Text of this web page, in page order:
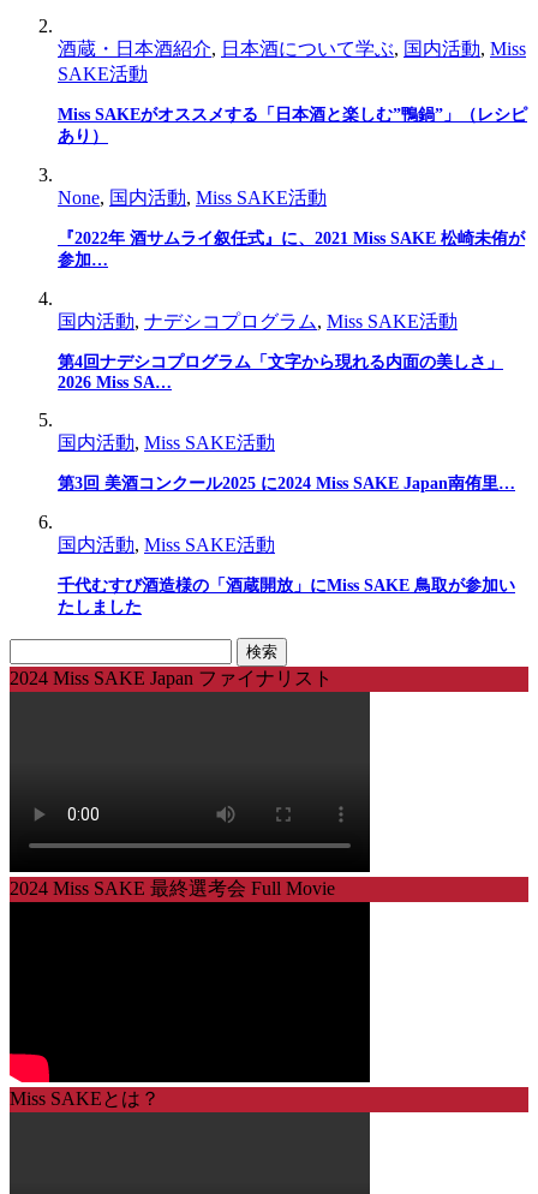
酒蔵・日本酒紹介, 日本酒について学ぶ, 国内活動, Miss
SAKE活動
Miss SAKEがオススメする「日本酒と楽しむ”鴨鍋”」（レシピ
あり）
None, 国内活動, Miss SAKE活動
『2022年 酒サムライ叙任式』に、2021 Miss SAKE 松崎未侑が
参加…
国内活動, ナデシコプログラム, Miss SAKE活動
第4回ナデシコプログラム「文字から現れる内面の美しさ」
2026 Miss SA…
国内活動, Miss SAKE活動
第3回 美酒コンクール2025 に2024 Miss SAKE Japan南侑里…
国内活動, Miss SAKE活動
千代むすび酒造様の「酒蔵開放」にMiss SAKE 鳥取が参加い
たしました
索:
2024 Miss SAKE Japan ファイナリスト
2024 Miss SAKE 最終選考会 Full Movie
Miss SAKEとは？